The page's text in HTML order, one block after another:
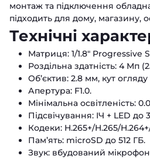
монтаж та підключення
підходить для дому, магазину,
Технічні
Матриця: 1/1.8" Progressive
Роздільна здатність: 4 Мп
Об’єктив: 2.8 мм, кут огляду
Апертура: F1.0.
Мінімальна освітленість:
Підсвічування: ІЧ + LED до
Кодеки: H.265+/H.265/
Пам’ять: microSD до 512 ГБ.
Звук: вбудований